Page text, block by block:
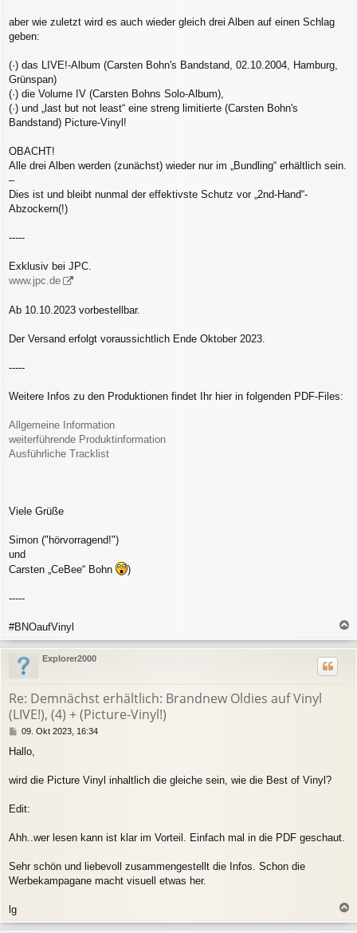
aber wie zuletzt wird es auch wieder gleich drei Alben auf einen Schlag
geben:
(·) das LIVE!-Album (Carsten Bohn's Bandstand, 02.10.2004, Hamburg,
Grünspan)
(·) die Volume IV (Carsten Bohns Solo-Album),
(·) und „last but not least“ eine streng limitierte (Carsten Bohn's
Bandstand) Picture-Vinyl!
OBACHT!
Alle drei Alben werden (zunächst) wieder nur im „Bundling“ erhältlich sein.
–
Dies ist und bleibt nunmal der effektivste Schutz vor „2nd-Hand“-
Abzockern(!)
-----
Exklusiv bei JPC.
www.jpc.de
Ab 10.10.2023 vorbestellbar.
Der Versand erfolgt voraussichtlich Ende Oktober 2023.
-----
Weitere Infos zu den Produktionen findet Ihr hier in folgenden PDF-Files:
Allgemeine Information
weiterführende Produktinformation
Ausführliche Tracklist
Viele Grüße
Simon ("hörvorragend!")
und
Carsten „CeBee“ Bohn
)
-----
#BNOaufVinyl
c
Explorer2000
Re: Demnächst erhältlich: Brandnew Oldies auf Vinyl
(LIVE!), (4) + (Picture-Vinyl!)
B
i
r
g
09. Okt 2023, 16:34
Hallo,
wird die Picture Vinyl inhaltlich die gleiche sein, wie die Best of Vinyl?
Edit:
Ahh..wer lesen kann ist klar im Vorteil. Einfach mal in die PDF geschaut.
Sehr schön und liebevoll zusammengestellt die Infos. Schon die
Werbekampagane macht visuell etwas her.
lg
a